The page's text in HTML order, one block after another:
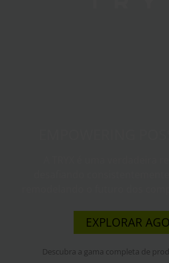
EXPLORAR
Descubra a gama completa de